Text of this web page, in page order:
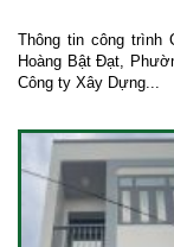
Thông tin công trình
Hoàng Bật Đạt,
Công ty Xây Dựng...